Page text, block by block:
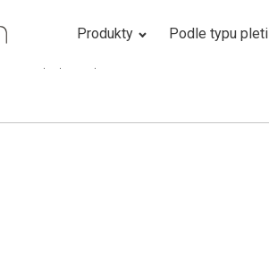
Produkty Podle typu pleti